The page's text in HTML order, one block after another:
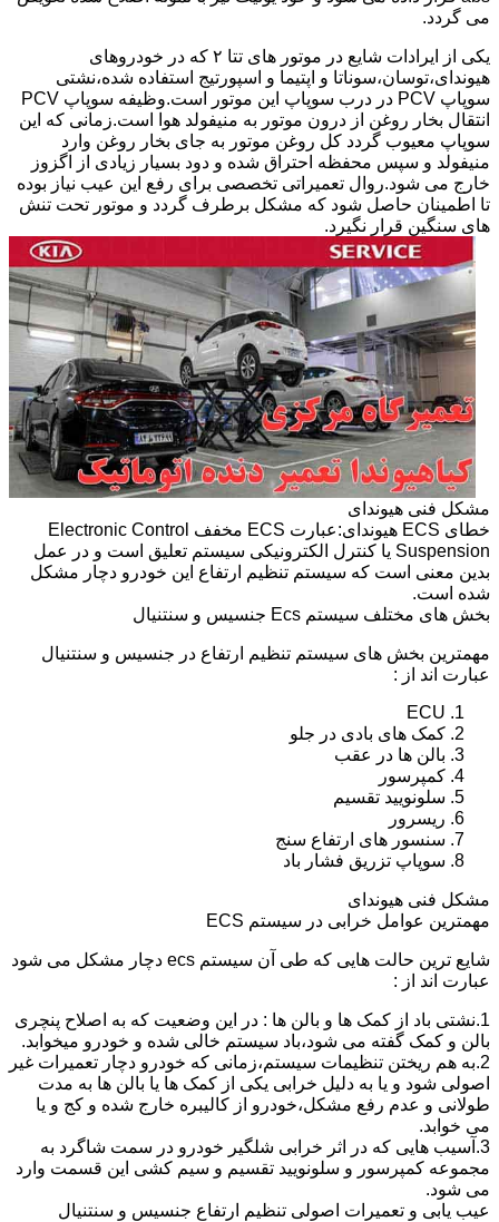
می گردد.
یکی از ایرادات شایع در موتور های تتا ۲ که در خودروهای
هیوندای،توسان،سوناتا و اپتیما و اسپورتیج استفاده شده،نشتی
سوپاپ PCV در درب سوپاپ این موتور است.وظیفه سوپاپ PCV
انتقال بخار روغن از درون موتور به منیفولد هوا است.زمانی که این
سوپاپ معیوب گردد کل روغن موتور به جای بخار روغن وارد
منیفولد و سپس محفظه احتراق شده و دود بسیار زیادی از اگزوز
خارج می شود.روال تعمیراتی تخصصی برای رفع این عیب نیاز بوده
تا اطمینان حاصل شود که مشکل برطرف گردد و موتور تحت تنش
های سنگین قرار نگیرد.
مشکل فنی هیوندای
خطای ECS هیوندای:عبارت ECS مخفف Electronic Control
Suspension یا کنترل الکترونیکی سیستم تعلیق است و در عمل
بدین معنی است که سیستم تنظیم ارتفاع این خودرو دچار مشکل
شده است.
بخش های مختلف سیستم Ecs جنسیس و سنتنیال
مهمترین بخش های سیستم تنظیم ارتفاع در جنسیس و سنتنیال
عبارت اند از :
ECU
کمک های بادی در جلو
بالن ها در عقب
کمپرسور
سلونویید تقسیم
ریسرور
سنسور های ارتفاع سنج
سوپاپ تزریق فشار باد
مشکل فنی هیوندای
مهمترین عوامل خرابی در سیستم ECS
شایع ترین حالت هایی که طی آن سیستم ecs دچار مشکل می شود
عبارت اند از :
1.نشتی باد از کمک ها و بالن ها : در این وضعیت که به اصلاح پنچری
بالن و کمک گفته می شود،باد سیستم خالی شده و خودرو میخوابد.
2.به هم ریختن تنظیمات سیستم،زمانی که خودرو دچار تعمیرات غیر
اصولی شود و یا به دلیل خرابی یکی از کمک ها یا بالن ها به مدت
طولانی و عدم رفع مشکل،خودرو از کالیبره خارج شده و کج و یا
می خوابد.
3.آسیب هایی که در اثر خرابی شلگیر خودرو در سمت شاگرد به
مجموعه کمپرسور و سلونویید تقسیم و سیم کشی این قسمت وارد
می شود.
عیب یابی و تعمیرات اصولی تنظیم ارتفاع جنسیس و سنتنیال